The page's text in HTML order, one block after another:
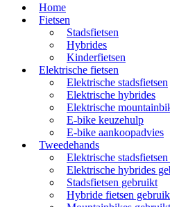
Home
Fietsen
Stadsfietsen
Hybrides
Kinderfietsen
Elektrische fietsen
Elektrische stadsfietsen
Elektrische hybrides
Elektrische
E-bike keuzehulp
E-bike aankoopadvies
Tweedehands
Elektrische
Elektrische hybrides
Stadsfietsen gebruikt
Hybride fietsen